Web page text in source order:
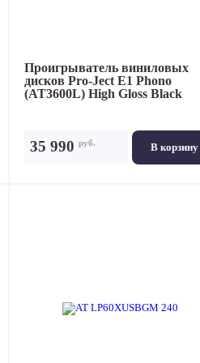
Проигрыватель виниловых
дисков Pro-Ject E1 Phono
(AT3600L) High Gloss Black
В корзину
35 990 руб.